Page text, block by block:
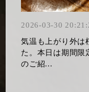
2026-03-30
気温も上がり外は
た。本日は期間限
のご紹...